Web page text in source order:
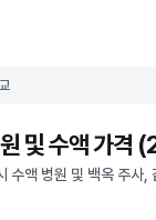
및 수액 가격
수액 병원 및 백옥 주사,